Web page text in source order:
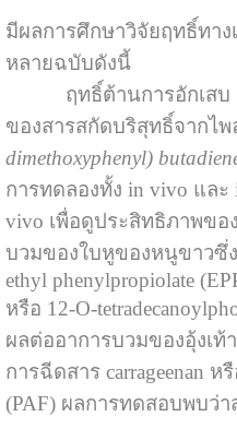
มีผลการศึกษาวิจัยฤทธิ์ทาง
หลายฉบับดังนี้
ฤทธิ์ต้านการอักเสบ มี
ของสารสกัดบริสุทธิ์จากไพ
dimethoxyphenyl)
การทดลองทั้ง in vivo แล
vivo เพื่อดูประสิทธิภาพขอ
บวมของใบหูของหนูขาวซึ่
ethyl phenylpropiolate
หรือ 12-O-
ผลต่ออาการบวมของอุ้งเ
การฉีดสาร carrageenan ห
(PAF) ผลการทดสอบพบว่